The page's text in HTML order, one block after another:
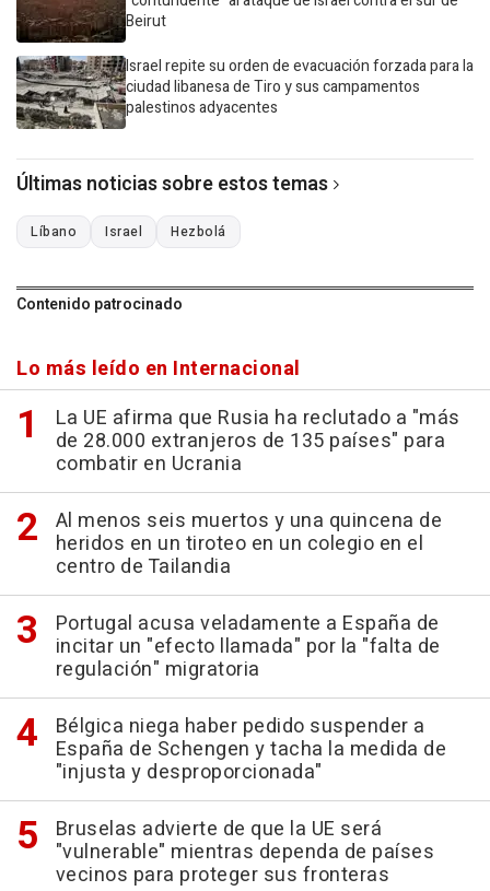
Beirut
Israel repite su orden de evacuación forzada para la
ciudad libanesa de Tiro y sus campamentos
palestinos adyacentes
Últimas noticias sobre estos temas
Líbano Israel Hezbolá
Contenido patrocinado
Lo más leído en Internacional
La UE afirma que Rusia ha reclutado a "más
de 28.000 extranjeros de 135 países" para
combatir en Ucrania
Al menos seis muertos y una quincena de
heridos en un tiroteo en un colegio en el
centro de Tailandia
Portugal acusa veladamente a España de
incitar un "efecto llamada" por la "falta de
regulación" migratoria
Bélgica niega haber pedido suspender a
España de Schengen y tacha la medida de
"injusta y desproporcionada"
Bruselas advierte de que la UE será
"vulnerable" mientras dependa de países
vecinos para proteger sus fronteras